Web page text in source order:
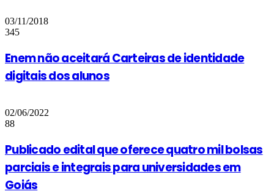
03/11/2018
345
Enem não aceitará Carteiras de identidade
digitais dos alunos
02/06/2022
88
Publicado edital que oferece quatro mil bolsas
parciais e integrais para universidades em
Goiás